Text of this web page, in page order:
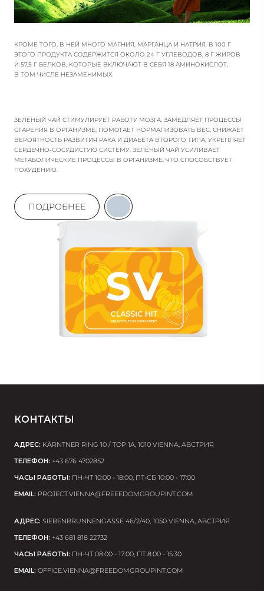
КРОМЕ ТОГО, В НЕЙ МНОГО МАГНИЯ, МАРГАНЦА И НАТРИЯ. В 100 Г
ЭТОГО ПРОДУКТА СОДЕРЖИТСЯ ОКОЛО 24 Г УГЛЕВОДОВ, 8 Г ЖИРОВ
И 57,5 Г БЕЛКОВ, КОТОРЫЕ ВКЛЮЧАЮТ В СЕБЯ 18 АМИНОКИСЛОТ,
В ТОМ ЧИСЛЕ НЕЗАМЕНИМЫХ.
ЗЕЛЁНЫЙ ЧАЙ СТИМУЛИРУЕТ РАБОТУ МОЗГА, ЗАМЕДЛЯЕТ ПРОЦЕССЫ
СТАРЕНИЯ В ОРГАНИЗМЕ, ПОМОГАЕТ НОРМАЛИЗОВАТЬ ВЕС, СНИЖАЕТ
ВЕРОЯТНОСТЬ РАЗВИТИЯ РАКА И ДИАБЕТА ВТОРОГО ТИПА, УКРЕПЛЯЕТ
СЕРДЕЧНО-СОСУДИСТУЮ СИСТЕМУ. ЗЕЛЁНЫЙ ЧАЙ УСИЛИВАЕТ
МЕТАБОЛИЧЕСКИЕ ПРОЦЕССЫ В ОРГАНИЗМЕ, ЧТО СПОСОБСТВУЕТ
ПОХУДЕНИЮ.
ПОДРОБНЕЕ
КОНТАКТЫ
АДРЕС: KÄRNTNER RING 10 / TOP 1A, 1010 VIENNA, АВСТРИЯ
ТЕЛЕФОН: +43 676 4702852
ЧАСЫ РАБОТЫ: ПН-ЧТ 10:00 - 18:00, ПТ-СБ 10:00 - 17:00
EMAIL: PROJECT.VIENNA@FREEEDOMGROUPINT.COM
АДРЕС: SIEBENBRUNNENGASSE 46/2/40, 1050 VIENNA, АВСТРИЯ
ТЕЛЕФОН: +43 681 818 22732
ЧАСЫ РАБОТЫ: ПН-ЧТ 08:00 - 17:00, ПТ 8:00 - 15:30
EMAIL: OFFICE.VIENNA@FREEDOMGROUPINT.COM